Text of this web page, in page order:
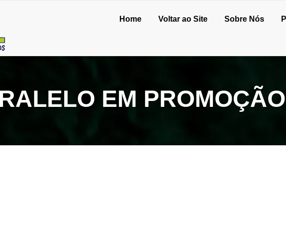
Home Voltar ao Site Sobre Nós
EM PROMOÇÃO